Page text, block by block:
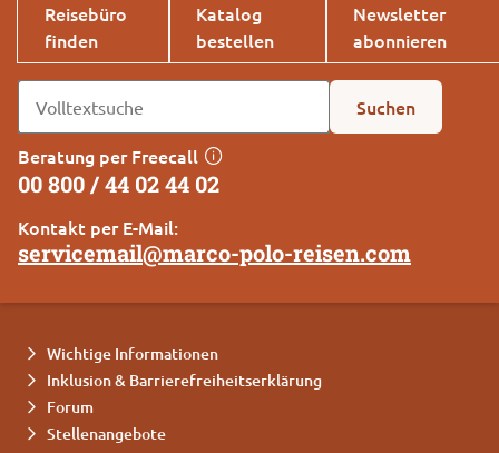
Reisebüro
finden
Katalog
bestellen
Newsletter
abonnieren
Suchen
Beratung per Freecall
00 800 / 44 02 44 02
Kontakt per E-Mail:
servicemail@marco-polo-reisen.com
Wichtige Informationen
Inklusion & Barrierefreiheitserklärung
Forum
Stellenangebote